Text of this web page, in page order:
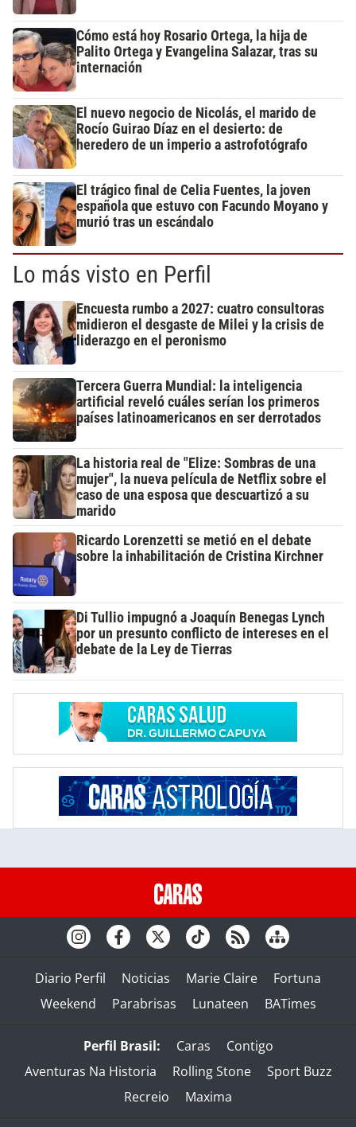
Cómo está hoy Rosario Ortega, la hija de
Palito Ortega y Evangelina Salazar, tras su
internación
El nuevo negocio de Nicolás, el marido de
Rocío Guirao Díaz en el desierto: de
heredero de un imperio a astrofotógrafo
El trágico final de Celia Fuentes, la joven
española que estuvo con Facundo Moyano y
murió tras un escándalo
Lo más visto en Perfil
Encuesta rumbo a 2027: cuatro consultoras
midieron el desgaste de Milei y la crisis de
liderazgo en el peronismo
Tercera Guerra Mundial: la inteligencia
artificial reveló cuáles serían los primeros
países latinoamericanos en ser derrotados
La historia real de "Elize: Sombras de una
mujer", la nueva película de Netflix sobre el
caso de una esposa que descuartizó a su
marido
Ricardo Lorenzetti se metió en el debate
sobre la inhabilitación de Cristina Kirchner
Di Tullio impugnó a Joaquín Benegas Lynch
por un presunto conflicto de intereses en el
debate de la Ley de Tierras
Diario Perfil Noticias Marie Claire
Fortuna
Weekend
Parabrisas Lunateen BATimes
Perfil Brasil: Caras
Contigo
Aventuras Na Historia
Rolling Stone
Sport Buzz
Recreio
Maxima